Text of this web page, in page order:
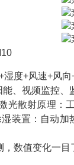
度+风速+风
、视频监控、
光散射原理：
装置：自动
，数值变化一目